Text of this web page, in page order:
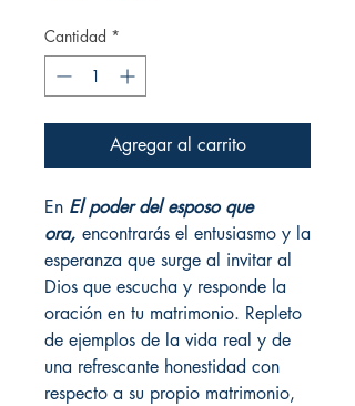
Cantidad *
Agregar al carrito
En El poder del esposo que
ora, encontrarás el entusiasmo y la
esperanza que surge al invitar al
Dios que escucha y responde la
oración en tu matrimonio. Repleto
de ejemplos de la vida real y de
una refrescante honestidad con
respecto a su propio matrimonio,